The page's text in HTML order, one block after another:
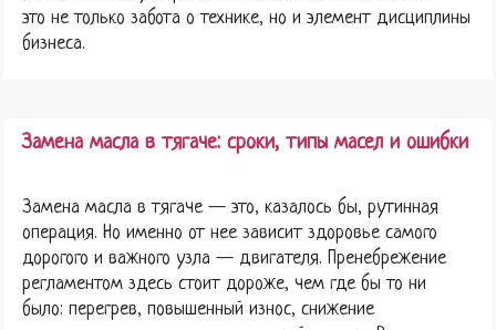
это не только забота о технике, но и элемент дисциплины
бизнеса.
Замена масла в тягаче: сроки, типы масел и ошибки
Замена масла в тягаче — это, казалось бы, рутинная
операция. Но именно от нее зависит здоровье самого
дорогого и важного узла — двигателя. Пренебрежение
регламентом здесь стоит дороже, чем где бы то ни
было: перегрев, повышенный износ, снижение